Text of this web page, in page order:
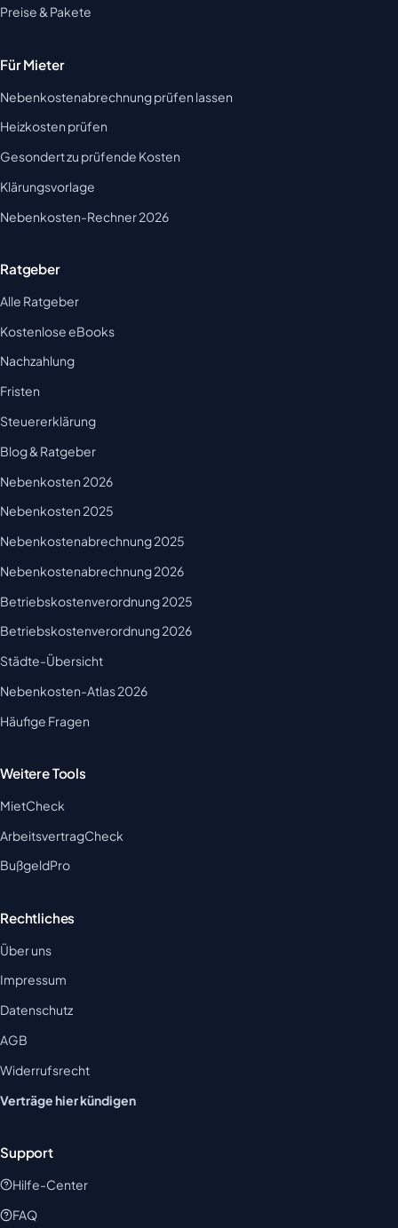
Preise & Pakete
Für Mieter
Nebenkostenabrechnung prüfen lassen
Heizkosten prüfen
Gesondert zu prüfende Kosten
Klärungsvorlage
Nebenkosten-Rechner 2026
Ratgeber
Alle Ratgeber
Kostenlose eBooks
Nachzahlung
Fristen
Steuererklärung
Blog & Ratgeber
Nebenkosten 2026
Nebenkosten 2025
Nebenkostenabrechnung 2025
Nebenkostenabrechnung 2026
Betriebskostenverordnung 2025
Betriebskostenverordnung 2026
Städte-Übersicht
Nebenkosten-Atlas 2026
Häufige Fragen
Weitere Tools
MietCheck
ArbeitsvertragCheck
BußgeldPro
Rechtliches
Über uns
Impressum
Datenschutz
AGB
Widerrufsrecht
Verträge hier kündigen
Support
Hilfe-Center
FAQ